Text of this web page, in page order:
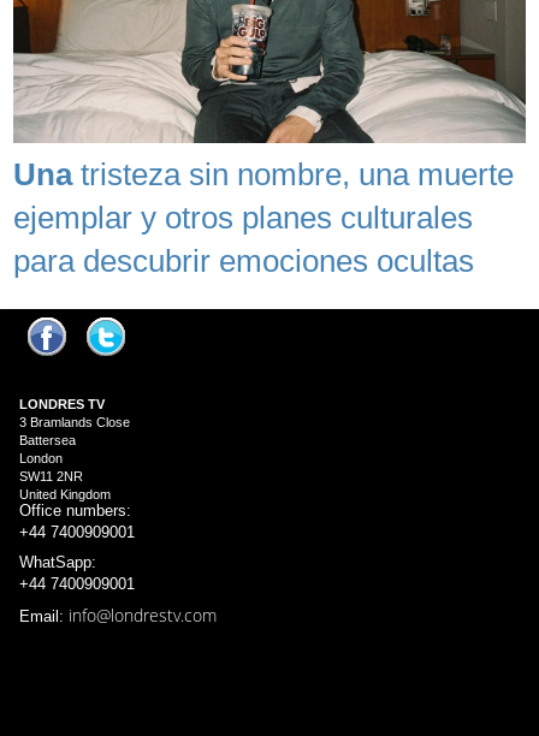
Unatristeza sin nombre, una muerte
ejemplar y otros planes culturales
para descubrir emociones ocultas
LONDRES TV
3 Bramlands Close
Battersea
London
SW11 2NR
United Kingdom
Office numbers:
+44 7400909001
WhatSapp:
+44 7400909001
Email: info@londrestv.com